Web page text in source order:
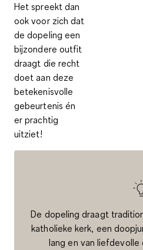
Het spreekt dan
ook voor zich dat
de dopeling een
bijzondere outfit
draagt die recht
doet aan deze
betekenisvolle
gebeurtenis én
er prachtig
uitziet!
De dopeling draagt
katholieke kerk, een
lang en van